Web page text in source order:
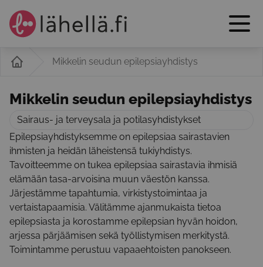
Mikkelin seudun epilepsiayhdistys
Mikkelin seudun epilepsiayhdistys
Sairaus- ja terveysala ja potilasyhdistykset
Epilepsiayhdistyksemme on epilepsiaa sairastavien
ihmisten ja heidän läheistensä tukiyhdistys.
Tavoitteemme on tukea epilepsiaa sairastavia ihmisiä
elämään tasa-arvoisina muun väestön kanssa.
Järjestämme tapahtumia, virkistystoimintaa ja
vertaistapaamisia. Välitämme ajanmukaista tietoa
epilepsiasta ja korostamme epilepsian hyvän hoidon,
arjessa pärjäämisen sekä työllistymisen merkitystä.
Toimintamme perustuu vapaaehtoisten panokseen.